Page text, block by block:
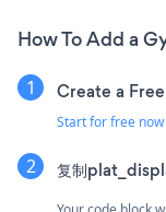
How To Add a
Create a
Start for free now
复制